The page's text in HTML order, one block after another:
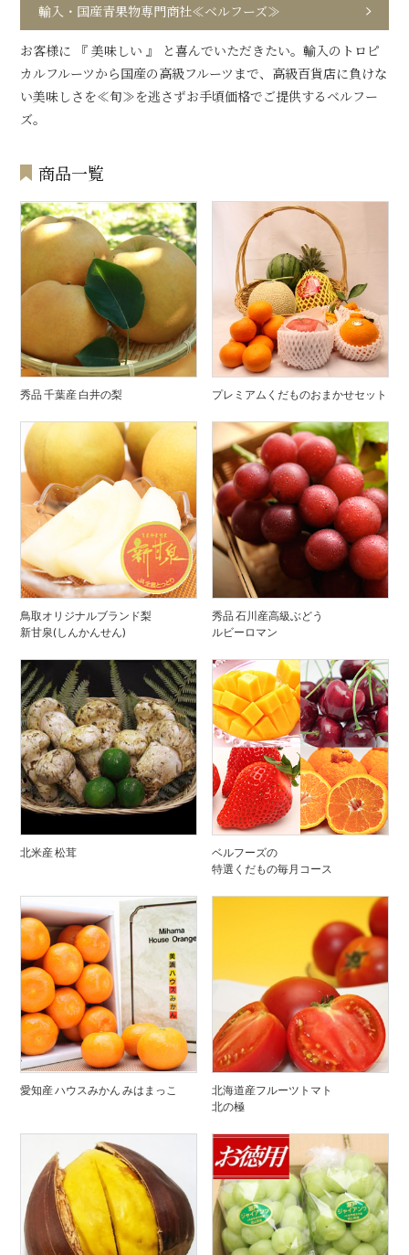
輸入・国産青果物専門商社≪ベルフーズ≫
お客様に 『 美味しい 』 と喜んでいただきたい。輸入のトロピ
カルフルーツから国産の高級フルーツまで、高級百貨店に負けな
い美味しさを≪旬≫を逃さずお手頃価格でご提供するベルフー
ズ。
商品一覧
秀品 千葉産 白井の梨 プレミアムくだものおまかせセット
鳥取オリジナルブランド梨
新甘泉(しんかんせん)
秀品 石川産高級ぶどう
ルビーロマン
北米産 松茸
ベルフーズの
特選くだもの毎月コース
愛知産 ハウスみかん みはまっこ
北海道産フルーツトマト
北の極